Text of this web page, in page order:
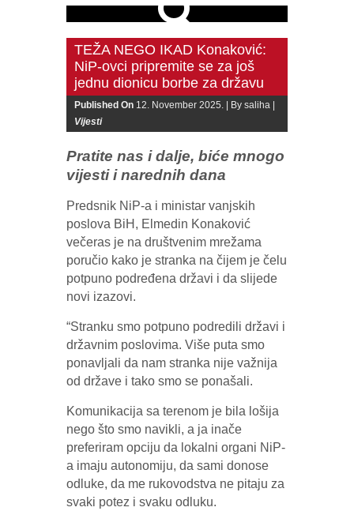
TEŽA NEGO IKAD Konaković:
NiP-ovci pripremite se za još
jednu dionicu borbe za državu
Published On 12. November 2025. |
By saliha |
Vijesti
Pratite nas i dalje, biće mnogo
vijesti i narednih dana
Predsnik NiP-a i ministar vanjskih
poslova BiH, Elmedin Konaković
večeras je na društvenim mrežama
poručio kako je stranka na čijem je čelu
potpuno podređena državi i da slijede
novi izazovi.
“Stranku smo potpuno podredili državi i
državnim poslovima. Više puta smo
ponavljali da nam stranka nije važnija
od države i tako smo se ponašali.
Komunikacija sa terenom je bila lošija
nego što smo navikli, a ja inače
preferiram opciju da lokalni organi NiP-
a imaju autonomiju, da sami donose
odluke, da me rukovodstva ne pitaju za
svaki potez i svaku odluku.